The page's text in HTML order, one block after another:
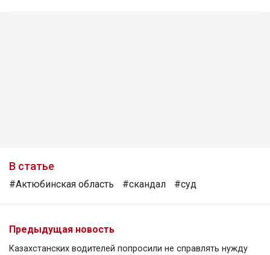
В статье
#Актюбинская область #скандал #суд
Предыдущая новость
Казахстанских водителей попросили не справлять нужду